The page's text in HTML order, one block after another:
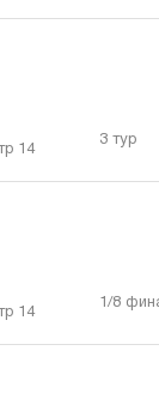
14
3 тур
14
1/8